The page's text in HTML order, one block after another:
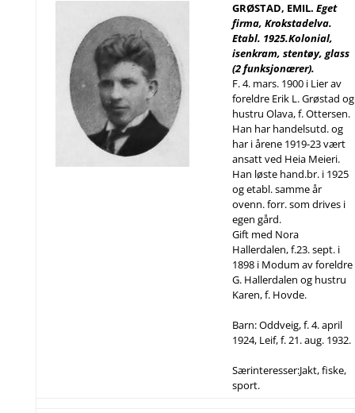
GRØSTAD, EMIL. Eget
firma, Krokstadelva.
Etabl. 1925.Kolonial,
isenkram, stentøy, glass
(2 funksjonærer).
F. 4. mars. 1900 i Lier av
foreldre Erik L. Grøstad og
hustru Olava, f. Ottersen.
Han har handelsutd. og
har i årene 1919-23 vært
ansatt ved Heia Meieri.
Han løste hand.br. i 1925
og etabl. samme år
ovenn. forr. som drives i
egen gård.
Gift med Nora
Hallerdalen, f.23. sept. i
1898 i Modum av foreldre
G. Hallerdalen og hustru
Karen, f. Hovde.
Barn: Oddveig, f. 4. april
1924, Leif, f. 21. aug. 1932.
Særinteresser:Jakt, fiske,
sport.